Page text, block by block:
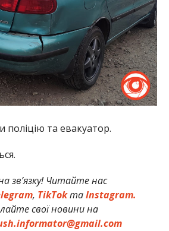
поліцію та евакуатор.
зв’язку! Читайте нас
, TikTokтаInstagram.
свої новини на